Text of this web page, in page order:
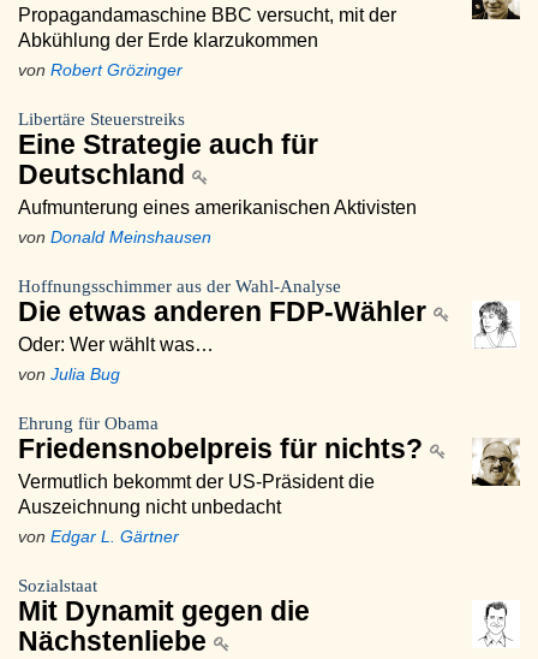
Propagandamaschine BBC versucht, mit der
Abkühlung der Erde klarzukommen
von Robert Grözinger
Libertäre Steuerstreiks
Eine Strategie auch für
Deutschland
Aufmunterung eines amerikanischen Aktivisten
von Donald Meinshausen
Hoffnungsschimmer aus der Wahl-Analyse
Die etwas anderen FDP-Wähler
Oder: Wer wählt was…
von Julia Bug
Ehrung für Obama
Friedensnobelpreis für nichts?
Vermutlich bekommt der US-Präsident die
Auszeichnung nicht unbedacht
von Edgar L. Gärtner
Sozialstaat
Mit Dynamit gegen die
Nächstenliebe